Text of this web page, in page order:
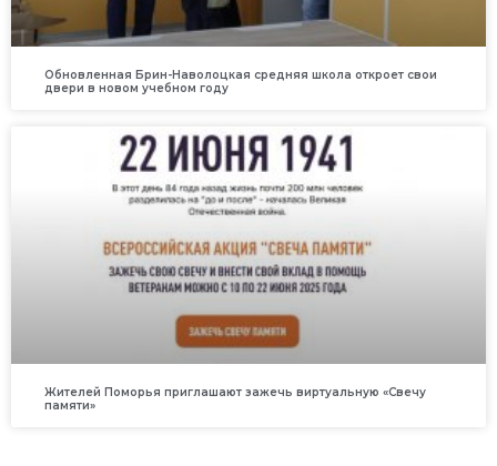
Обновленная Брин-Наволоцкая средняя школа откроет свои
двери в новом учебном году
Жителей Поморья приглашают зажечь виртуальную «Свечу
памяти»